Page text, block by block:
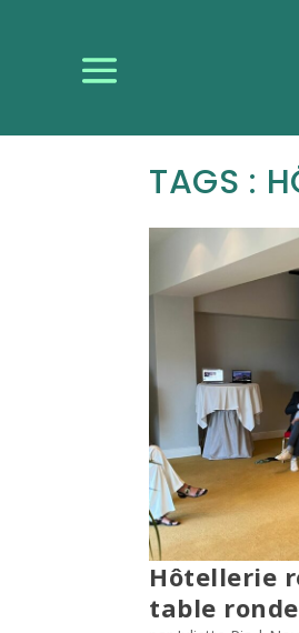
TAGS :
Hôtellerie
table